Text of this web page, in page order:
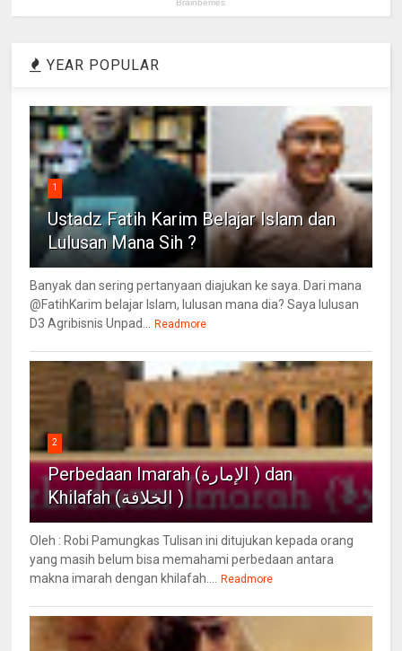
YEAR POPULAR
1
Ustadz Fatih Karim Belajar Islam dan
Lulusan Mana Sih ?
Banyak dan sering pertanyaan diajukan ke saya. Dari mana
@FatihKarim belajar Islam, lulusan mana dia? Saya lulusan
D3 Agribisnis Unpad... Readmore
2
Perbedaan Imarah (الإمارة ) dan
Khilafah (الخلافة )
Oleh : Robi Pamungkas Tulisan ini ditujukan kepada orang
yang masih belum bisa memahami perbedaan antara
makna imarah dengan khilafah.... Readmore